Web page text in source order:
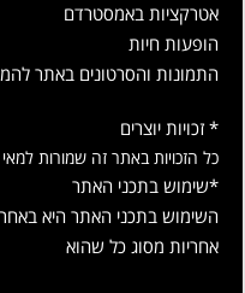
אטרקציות באמסטרדם
הופעות חיות
התמונות והסרטונים באתר
* זכויות יוצרים
כל הזכויות באתר זה שמורות
*שימוש בתכני האתר
השימוש בתכני האתר היא
אחריות מסוג כל שהוא